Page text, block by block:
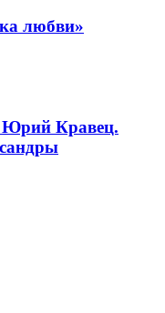
любви»
Кравец.